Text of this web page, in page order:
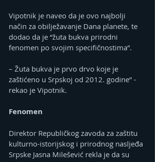
Vipotnik je naveo da je ovo najbolji
način za obilježavanje Dana planete, te
dodao da je “žuta bukva prirodni
fenomen po svojim specifičnostima”.
– Žuta bukva je prvo drvo koje je
zaštićeno u Srpskoj od 2012. godine” -
rekao je Vipotnik.
Fenomen
Direktor Republičkog zavoda za zaštitu
kulturno-istorijskog i prirodnog nasljeđa
Srpske Jasna Milešević rekla je da su